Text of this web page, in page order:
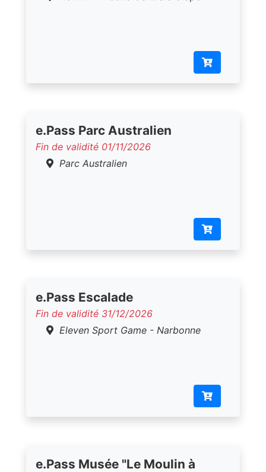
e.Pass Parc Australien
Fin de validité 01/11/2026
Parc Australien
e.Pass Escalade
Fin de validité 31/12/2026
Eleven Sport Game - Narbonne
e.Pass Musée "Le Moulin à